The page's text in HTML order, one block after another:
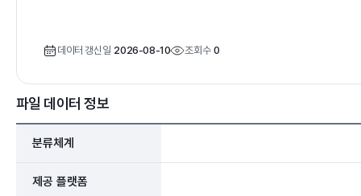
데이터 갱신일 2026-08-10 조회수 0
파일 데이터 정보
분류체계
제공 플랫폼